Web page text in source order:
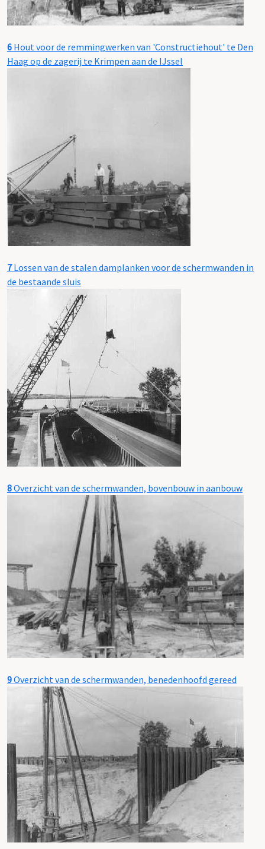
6 Hout voor de remmingwerken van 'Constructiehout' te Den
Haag op de zagerij te Krimpen aan de IJssel
7Lossen van de stalen damplanken voor de schermwanden in
de bestaande sluis
8Overzicht van de schermwanden, bovenbouw in aanbouw
9Overzicht van de schermwanden, benedenhoofd gereed